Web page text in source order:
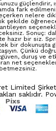
güçlendirir,
fark
nelere
şekilde
Sonuç:
hazır bir siz.
bir dokunuşta
Çünkü
duruş ve
net
Limited
saklıdır.
Pixs